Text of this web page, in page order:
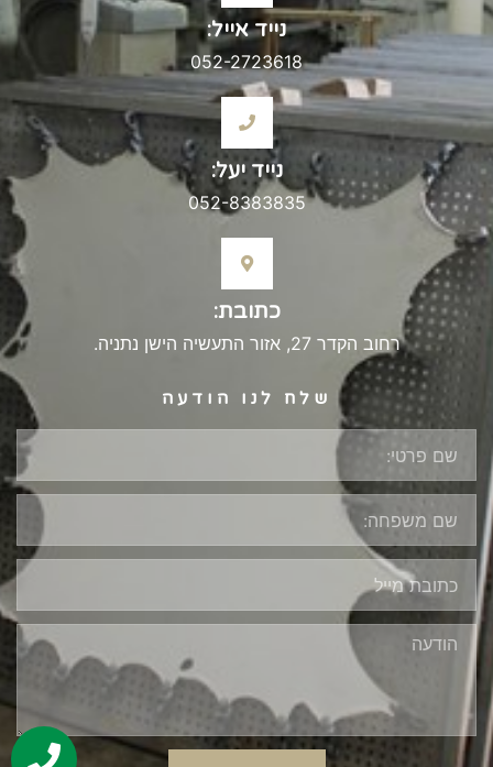
נייד אייל:
052-2723618
נייד יעל:
052-8383835
כתובת:
רחוב הקדר 27, אזור התעשיה הישן נתניה.
שלח לנו הודעה